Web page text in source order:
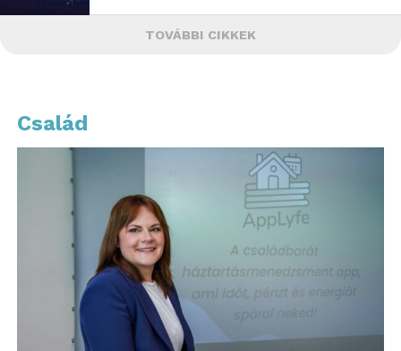
TOVÁBBI CIKKEK
Család